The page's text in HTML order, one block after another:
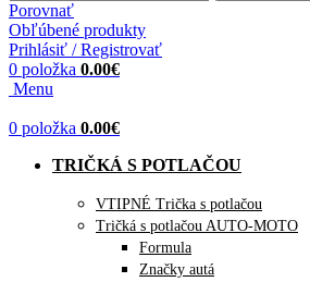
Porovnať
Obľúbené produkty
Prihlásiť / Registrovať
0 položka 0.00€
Menu
0 položka 0.00€
TRIČKÁ S POTLAČOU
VTIPNÉ Trička s potlačou
Tričká s potlačou AUTO-MOTO
Formula
Značky autá